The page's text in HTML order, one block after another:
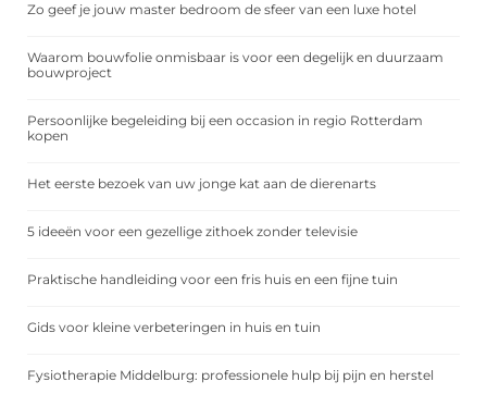
Zo geef je jouw master bedroom de sfeer van een luxe hotel
Waarom bouwfolie onmisbaar is voor een degelijk en duurzaam
bouwproject
Persoonlijke begeleiding bij een occasion in regio Rotterdam
kopen
Het eerste bezoek van uw jonge kat aan de dierenarts
5 ideeën voor een gezellige zithoek zonder televisie
Praktische handleiding voor een fris huis en een fijne tuin
Gids voor kleine verbeteringen in huis en tuin
Fysiotherapie Middelburg: professionele hulp bij pijn en herstel